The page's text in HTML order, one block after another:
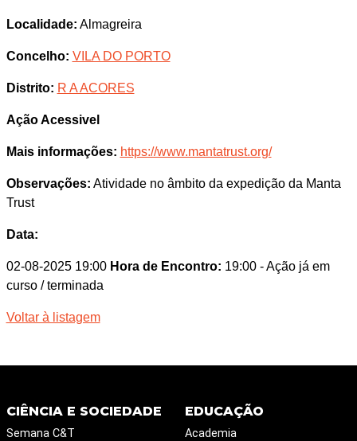
Localidade: Almagreira
Concelho: VILA DO PORTO
Distrito: R A ACORES
Ação Acessivel
Mais informações: https://www.mantatrust.org/
Observações: Atividade no âmbito da expedição da Manta
Trust
Data:
02-08-2025 19:00 Hora de Encontro: 19:00 - Ação já em
curso / terminada
Voltar à listagem
CIÊNCIA E SOCIEDADE
Semana C&T
EDUCAÇÃO
Academia